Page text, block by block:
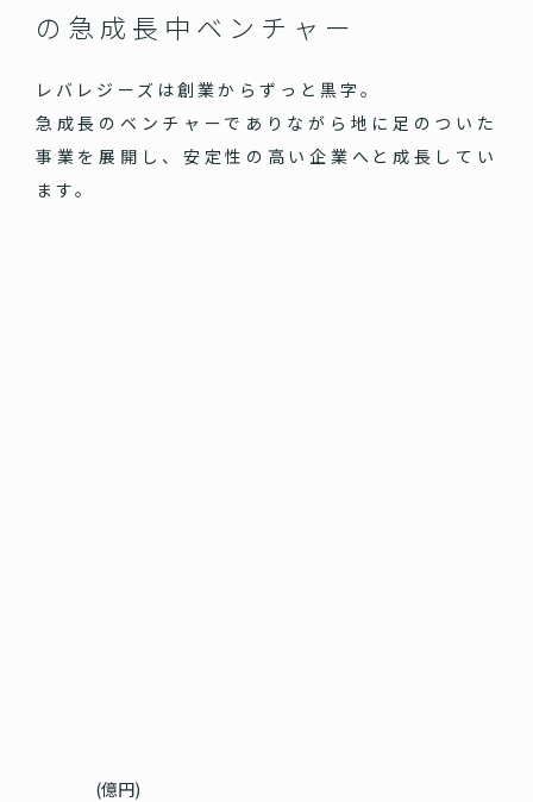
の急成長中ベンチャー
レバレジーズは創業からずっと黒字。
急成長のベンチャーでありながら地に足のついた
事業を展開し、安定性の高い企業へと成長してい
ます。
(億円)